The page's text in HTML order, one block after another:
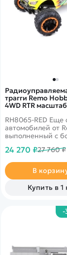
трагги Remo
4WD RTR
RH8065-RED Еще
автомобилей от
выполненный с
деталям в
имеющая высокие
технические
характеристики.
устойчива при
управление
24 270 ₽27 760 ₽
В
Купить в 1
-